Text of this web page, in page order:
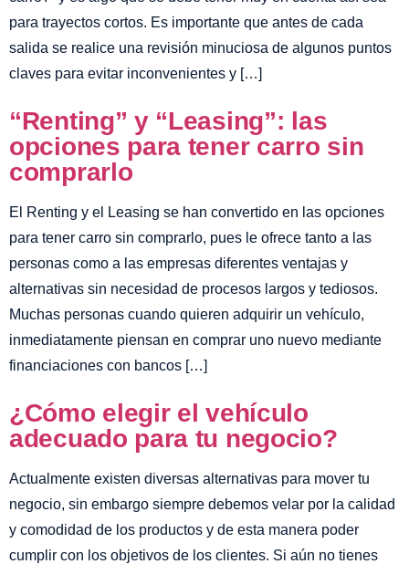
para trayectos cortos. Es importante que antes de cada
salida se realice una revisión minuciosa de algunos puntos
claves para evitar inconvenientes y […]
“Renting” y “Leasing”: las
opciones para tener carro sin
comprarlo
El Renting y el Leasing se han convertido en las opciones
para tener carro sin comprarlo, pues le ofrece tanto a las
personas como a las empresas diferentes ventajas y
alternativas sin necesidad de procesos largos y tediosos.
Muchas personas cuando quieren adquirir un vehículo,
inmediatamente piensan en comprar uno nuevo mediante
financiaciones con bancos […]
¿Cómo elegir el vehículo
adecuado para tu negocio?
Actualmente existen diversas alternativas para mover tu
negocio, sin embargo siempre debemos velar por la calidad
y comodidad de los productos y de esta manera poder
cumplir con los objetivos de los clientes. Si aún no tienes